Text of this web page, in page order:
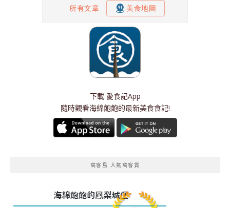
下載 愛食記App
隨時觀看海綿飽飽的最新美食食記!
窩客島 人氣窩客賞